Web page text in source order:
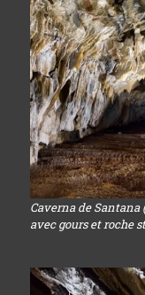
Caverna de Santana
avec gours et roche